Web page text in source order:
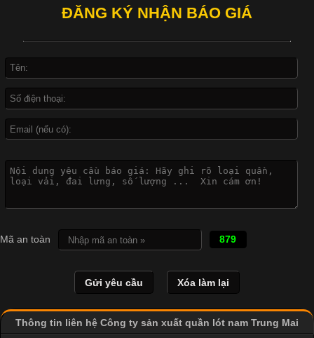
Áo phông là một trong những trang phục phổ biến nhất trong
Không chỉ xuất hiện trong thời trang thường ngày, áo phông còn
được ứng dụng rộng rãi trong ngành sản xuất may mặc, đặc
Cập nhật 2026-04-21 15:41:03
In Chuyển Nhiệt Là Gì? Công Nghệ In Hiện Đại Trong Ngành
May Mặc Trong ngành in ấn và thời trang, in chuyển nhiệt đang
hình ảnh sắc nét và bền màu. Đặc biệt, kỹ thuật này được ứng
dụng rộng rãi trong sản xuất áo thun, đồ thể thao
ĐĂNG KÝ NHẬN BÁO GIÁ
Mã an toàn 879
Thông tin liên hệ Công ty sản xuất quần lót nam Trung Mai